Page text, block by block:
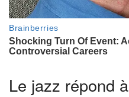
Le jazz répond